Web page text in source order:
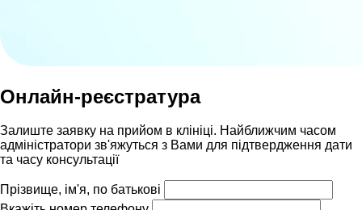
Онлайн-реєстратура
Залиште заявку на прийом в клініці. Найближчим часом
адмiнiстратори зв'яжуться з Вами для пiдтвердження дати
та часу консультацiï
Прізвище, ім'я, по батькові